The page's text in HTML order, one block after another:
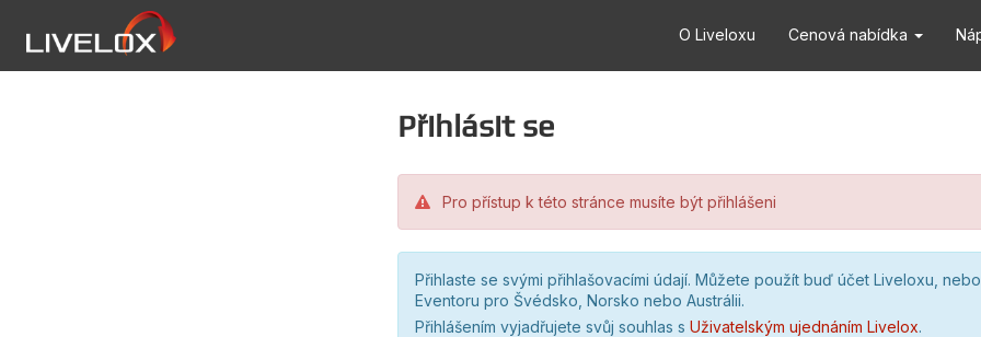
O Liveloxu Cenová nabídka
Přihlásit se
Pro přístup k této stránce musíte být přihlášeni
Přihlaste se svými přihlašovacími údají. Můžete použít buď účet Liveloxu,
Eventoru pro Švédsko, Norsko nebo Austrálii.
Přihlášením vyjadřujete svůj souhlas s Uživatelským ujednáním Livelox.